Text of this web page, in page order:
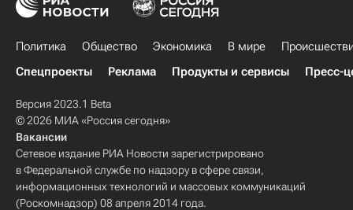
Политика Общество Экономика В мире
Спецпроекты
Реклама Продукты и сервисы Пресс-
Версия 2023.1 Beta
© 2026 МИА «Россия сегодня»
Вакансии
Сетевое издание РИА Новости зарегистрировано
в Федеральной службе по надзору в сфере связи,
информационных технологий и массовых коммуникаций
(Роскомнадзор) 08 апреля 2014 года.